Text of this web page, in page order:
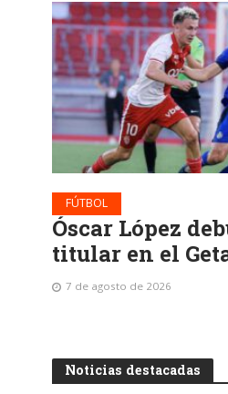
FÚTBOL
Óscar López
titular en el
7 de agosto de 2026
Noticias destacadas